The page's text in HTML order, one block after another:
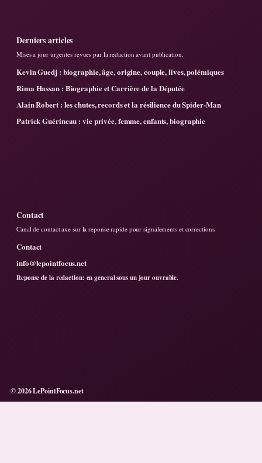
Derniers articles
Mises a jour urgentes revues par la redaction avant publication.
Kevin Guedj : biographie, âge, origine, couple, lives, polémiques
Rima Hassan : Biographie et Carrière de la Députée
Alain Robert : les chutes, records et la résilience du Spider-Man
Patrick Guérineau : vie privée, femme, enfants, biographie
Contact
Canal de contact axe sur la reponse rapide pour signalements et corrections.
Contact
info@lepointfocus.net
Reponse de la redaction: en general sous un jour ouvrable.
© 2026 LePointFocus.net